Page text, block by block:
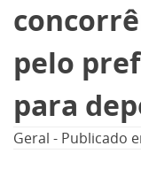
Opinião
Informe especial
pelo
para
Geral - Publicado